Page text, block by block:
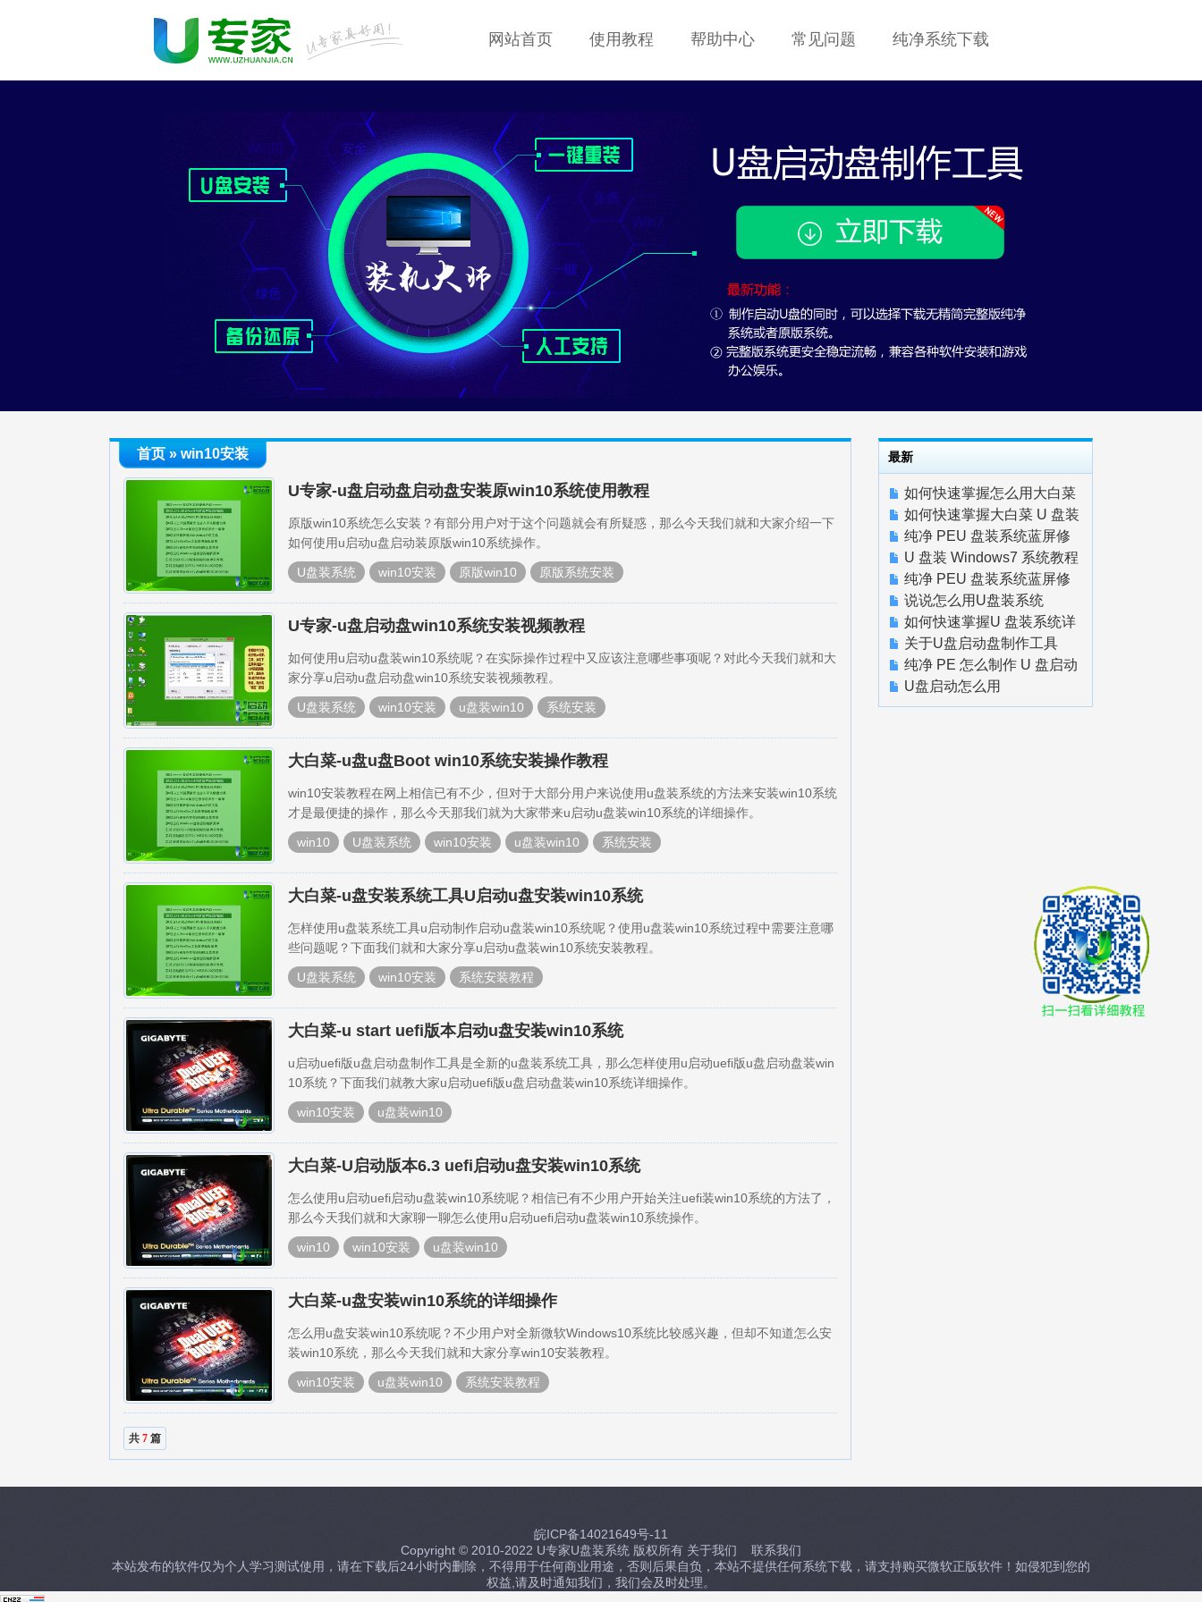
网站首页 使用教程 帮助中心 常见问题 纯净系统下载
首页» win10安装
U专家-u盘启动盘启动盘安装原win10系统使用教程
原版win10系统怎么安装？有部分用户对于这个问题就会有所疑惑，那么今天我们就和大家介绍一下
如何使用u启动u盘启动装原版win10系统操作。
U盘装系统 win10安装 原版win10 原版系统安装
U专家-u盘启动盘win10系统安装视频教程
如何使用u启动u盘装win10系统呢？在实际操作过程中又应该注意哪些事项呢？对此今天我们就和大
家分享u启动u盘启动盘win10系统安装视频教程。
U盘装系统 win10安装 u盘装win10 系统安装
大白菜-u盘u盘Boot win10系统安装操作教程
win10安装教程在网上相信已有不少，但对于大部分用户来说使用u盘装系统的方法来安装win10系统
才是最便捷的操作，那么今天那我们就为大家带来u启动u盘装win10系统的详细操作。
win10 U盘装系统 win10安装 u盘装win10 系统安装
大白菜-u盘安装系统工具U启动u盘安装win10系统
怎样使用u盘装系统工具u启动制作启动u盘装win10系统呢？使用u盘装win10系统过程中需要注意哪
些问题呢？下面我们就和大家分享u启动u盘装win10系统安装教程。
U盘装系统 win10安装 系统安装教程
大白菜-u start uefi版本启动u盘安装win10系统
u启动uefi版u盘启动盘制作工具是全新的u盘装系统工具，那么怎样使用u启动uefi版u盘启动盘装win
10系统？下面我们就教大家u启动uefi版u盘启动盘装win10系统详细操作。
win10安装 u盘装win10
大白菜-U启动版本6.3 uefi启动u盘安装win10系统
怎么使用u启动uefi启动u盘装win10系统呢？相信已有不少用户开始关注uefi装win10系统的方法了，
那么今天我们就和大家聊一聊怎么使用u启动uefi启动u盘装win10系统操作。
win10 win10安装 u盘装win10
大白菜-u盘安装win10系统的详细操作
怎么用u盘安装win10系统呢？不少用户对全新微软Windows10系统比较感兴趣，但却不知道怎么安
装win10系统，那么今天我们就和大家分享win10安装教程。
win10安装 u盘装win10 系统安装教程
共 7 篇
最新
如何快速掌握怎么用大白菜
如何快速掌握大白菜 U 盘装
系统台式机
纯净 PEU 盘装系统蓝屏修
复教程实战指南
U 盘装 Windows7 系统教程
快速上手
纯净 PEU 盘装系统蓝屏修
复教程快速上手
说说怎么用U盘装系统
如何快速掌握U 盘装系统详
细教程
关于U盘启动盘制作工具
纯净 PE 怎么制作 U 盘启动
盘怎么用
U盘启动怎么用
皖ICP备14021649号-11
Copyright © 2010-2022 U专家U盘装系统 版权所有 关于我们
联系我们
本站发布的软件仅为个人学习测试使用，请在下载后24小时内删除，不得用于任何商业用途，否则后果自负，本站不提供任何系统下载，请支持购买微软正版软件！如侵犯到您的
权益,请及时通知我们，我们会及时处理。